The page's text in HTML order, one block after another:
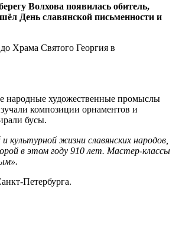
Волхова появилась обитель,
День славянской письменности и
Храма Святого Георгия в
народные художественные промыслы
композиции орнаментов и
бусы.
культурной жизни славянских народов,
в этом году 910 лет. Мастер-классы
Петербурга.